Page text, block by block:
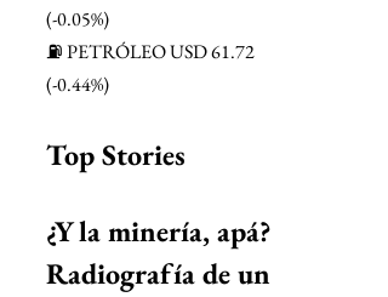
(-0.05%)
⛽ PETRÓLEO USD 61.72
(-0.44%)
Top Stories
¿Y la minería, apá?
Radiografía de un